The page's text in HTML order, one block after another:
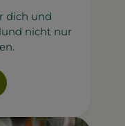
dich und
nicht nur